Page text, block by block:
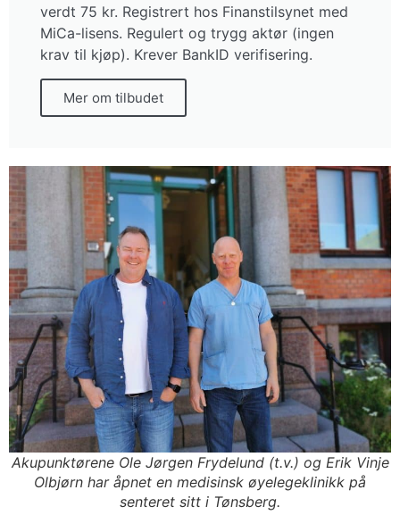
verdt 75 kr. Registrert hos Finanstilsynet med
MiCa-lisens. Regulert og trygg aktør (ingen
krav til kjøp). Krever BankID verifisering.
Mer om tilbudet
Akupunktørene Ole Jørgen Frydelund (t.v.) og Erik Vinje
Olbjørn har åpnet en medisinsk øyelegeklinikk på
senteret sitt i Tønsberg.